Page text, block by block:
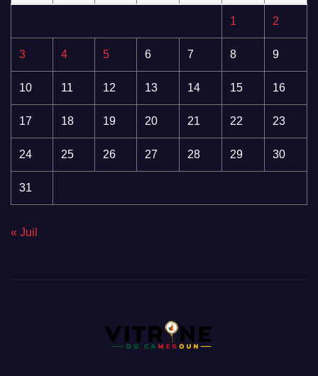
1 2
3 4 5 6 7 8 9
10 11 12 13 14 15 16
17 18 19 20 21 22 23
24 25 26 27 28 29 30
31
« Juil